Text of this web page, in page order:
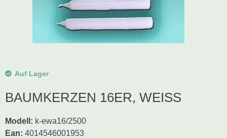
Auf Lager
BAUMKERZEN 16ER, WEISS
Modell : k-ewa16/2500
Ean: 4014546001953